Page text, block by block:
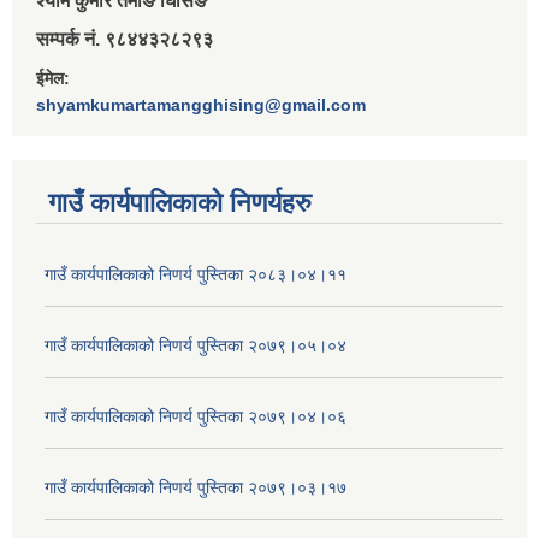
सम्पर्क नं. ९८४४३२८२९३
ईमेल:
shyamkumartamangghising@gmail.com
गाउँ कार्यपालिकाकाे निणर्यहरु
गाउँ कार्यपालिकाको निणर्य पुस्तिका २०८३।०४।११
गाउँ कार्यपालिकाको निणर्य पुस्तिका २०७९।०५।०४
गाउँ कार्यपालिकाको निणर्य पुस्तिका २०७९।०४।०६
गाउँ कार्यपालिकाको निणर्य पुस्तिका २०७९।०३।१७